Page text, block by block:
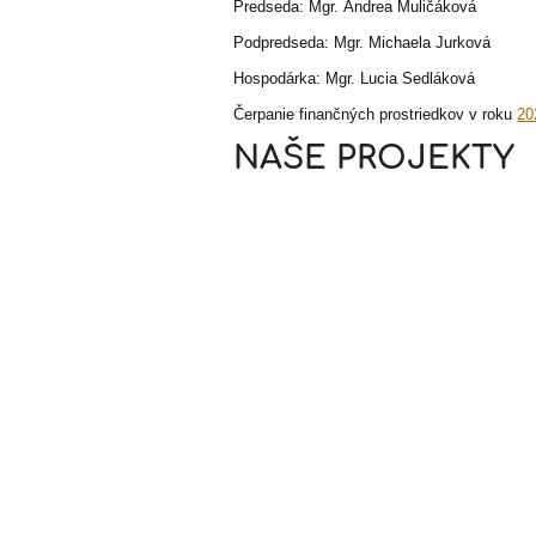
Predseda: Mgr. Andrea Muličáková
Podpredseda: Mgr. Michaela Jurková
Hospodárka: Mgr. Lucia Sedláková
Čerpanie finančných prostriedkov v roku
NAŠE PROJEKTY